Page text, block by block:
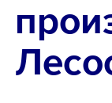
Офис
IT